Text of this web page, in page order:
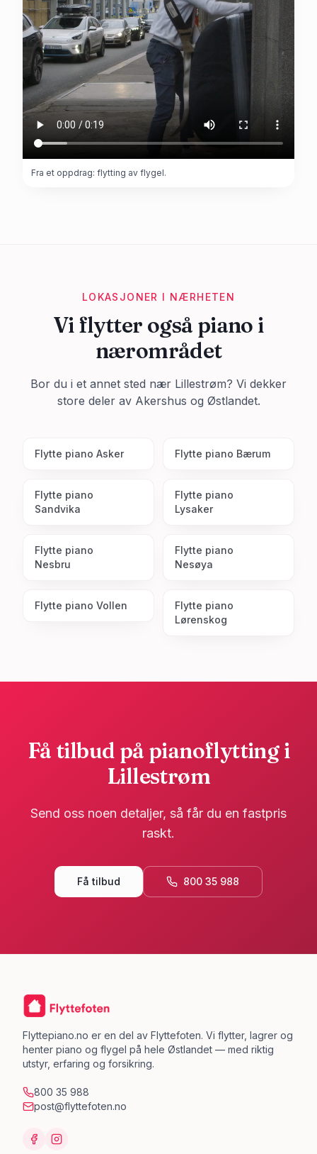
Fra et oppdrag: flytting av flygel.
LOKASJONER I NÆRHETEN
Vi flytter også piano i
nærområdet
Bor du i et annet sted nær Lillestrøm? Vi dekker
store deler av Akershus og Østlandet.
Flytte piano Asker Flytte piano Bærum
Flytte piano
Sandvika
Flytte piano
Lysaker
Flytte piano
Nesbru
Flytte piano
Nesøya
Flytte piano Vollen
Flytte piano
Lørenskog
Få tilbud på pianoflytting i
Lillestrøm
Send oss noen detaljer, så får du en fastpris
raskt.
Få tilbud 800 35 988
Flyttepiano.no er en del av Flyttefoten. Vi flytter, lagrer og
henter piano og flygel på hele Østlandet — med riktig
utstyr, erfaring og forsikring.
800 35 988
post@flyttefoten.no